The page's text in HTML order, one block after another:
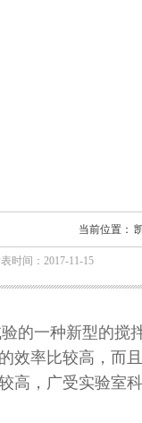
当前位置：
时间：2017-11-15
的一种新型的搅
效率比较高，而
高，广受实验室